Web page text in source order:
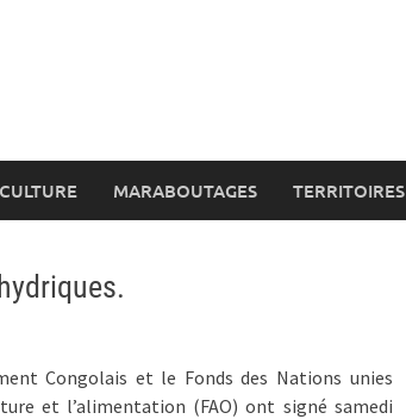
CULTURE MARABOUTAGES TERRITOIRES
Congolais et le Fonds des Nations unies
et l’alimentation (FAO) ont signé samedi